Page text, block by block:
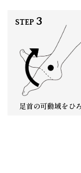
STEP
足首の可動域をひ